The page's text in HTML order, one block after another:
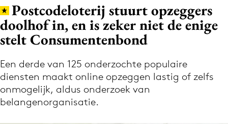
Download de app
Volg het laatste nieuws via de Adformatie
Nieuws app
Postcodeloterij stuurt opzeggers
doolhof in, en is zeker niet de enige
stelt Consumentenbond
Een derde van 125 onderzochte populaire
diensten maakt online opzeggen lastig of zelfs
onmogelijk, aldus onderzoek van
belangenorganisatie.